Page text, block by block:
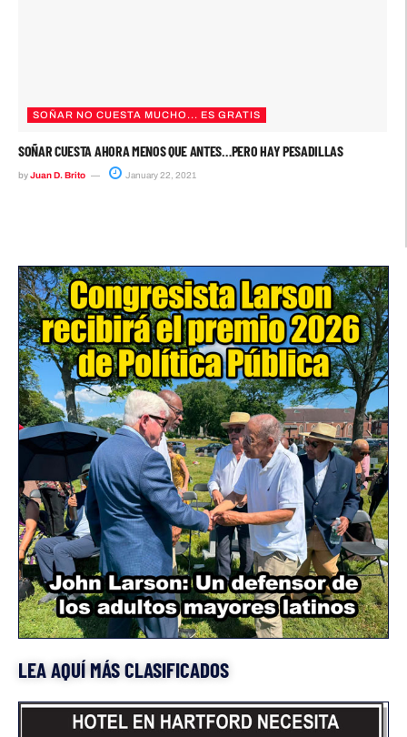
SOÑAR NO CUESTA MUCHO... ES GRATIS
SOÑAR CUESTA AHORA MENOS QUE ANTES…PERO HAY PESADILLAS
byJuan D. Brito January 22, 2021
LEA AQUÍ MÁS CLASIFICADOS